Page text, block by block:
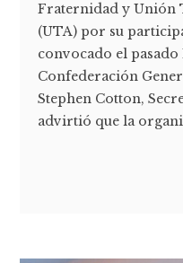
Fraternidad y Unión
(UTA) por su
convocado el
Confederación
Stephen Cotton,
advirtió que la